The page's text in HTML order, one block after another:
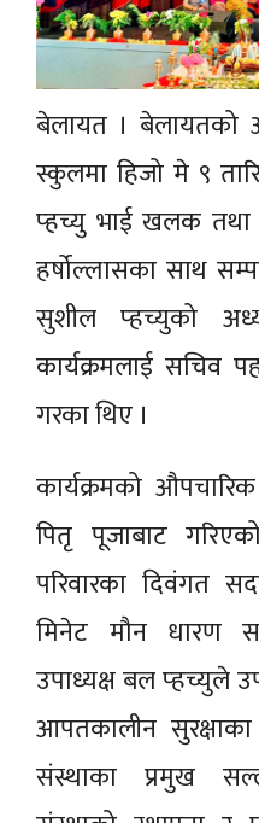
बेलायत । बेलायतको
स्कुलमा हिजो मे ९
प्हच्यु भाई खलक तथा
हर्षोल्लासका साथ
सुशील प्हच्युको
कार्यक्रमलाई सचिव
गरका थिए ।
कार्यक्रमको
पितृ पूजाबाट
परिवारका दिवंगत
मिनेट मौन धारण
उपाध्यक्ष बल प्हच्युले
आपतकालीन
संस्थाका प्रमुख